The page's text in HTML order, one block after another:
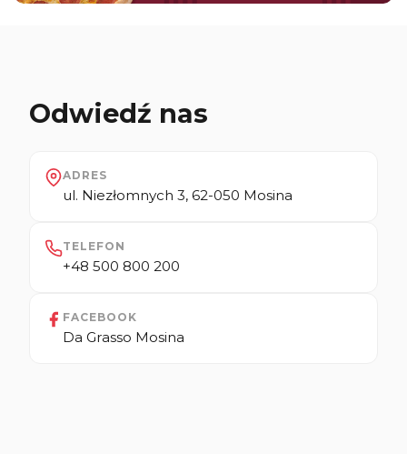
Odwiedź nas
ADRES
ul. Niezłomnych 3, 62-050 Mosina
TELEFON
+48 500 800 200
FACEBOOK
Da Grasso Mosina